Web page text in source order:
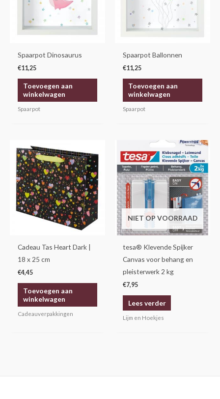
Spaarpot Dinosaurus
€11,25
Toevoegen aan
winkelwagen
Spaarpot
Spaarpot Ballonnen
€11,25
Toevoegen aan
winkelwagen
Spaarpot
Cadeau Tas Heart Dark |
18 x 25 cm
€4,45
Toevoegen aan
winkelwagen
Cadeauverpakkingen
NIET OP VOORRAAD
tesa® Klevende Spijker
Canvas voor behang en
pleisterwerk 2 kg
€7,95
Lees verder
Lijm en Hoekjes